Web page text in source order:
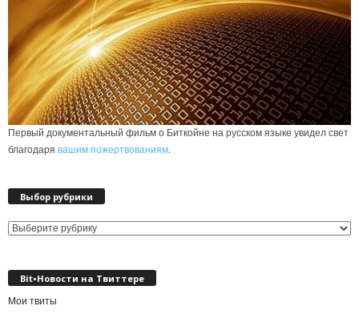
Первый документальный фильм о Биткойне на русском языке увидел свет
благодаря вашим пожертвованиям
Выбор рубрики
Выбор
Bit•Новости на Твиттере
Мои твиты